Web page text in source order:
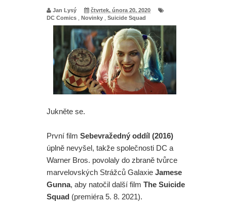
Jan Lysý
čtvrtek, února 20, 2020
DC Comics
Novinky Suicide Squad
Jukněte se.
První film Sebevražedný oddíl (2016)
úplně nevyšel, takže společnosti DC a
Warner Bros. povolaly do zbraně tvůrce
marvelovských Strážců Galaxie Jamese
Gunna, aby natočil další film The Suicide
Squad (premiéra 5. 8. 2021).